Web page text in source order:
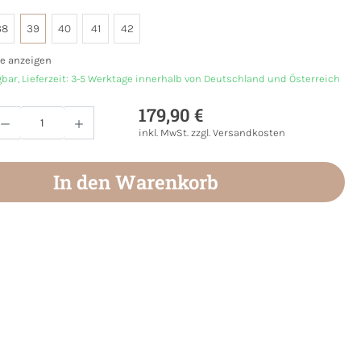
39 40 41 42
anzeigen
Lieferzeit: 3-5 Werktage innerhalb von Deutschland und Österreich
Anzahl: Gib den gewünschten Wert ein
179,90 €
inkl. MwSt. zzgl. Versandkosten
In den Warenkorb